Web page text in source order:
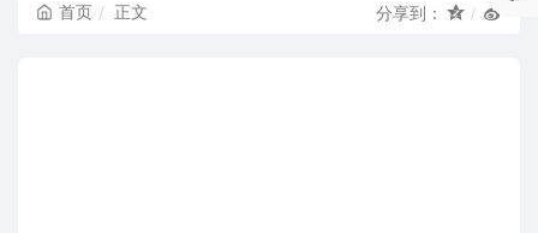
首页 正文 分享到：